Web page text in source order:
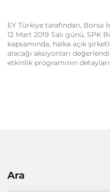
EY Türkiye tarafından, Borsa
12 Mart 2019 Salı günü,
kapsamında, halka açık
alacağı aksiyonları
etkinlik programının
Ara